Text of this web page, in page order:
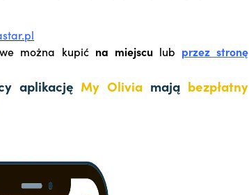
można kupić na miejsculub przez stronę
aplikację My Olivia mają bezpłatny